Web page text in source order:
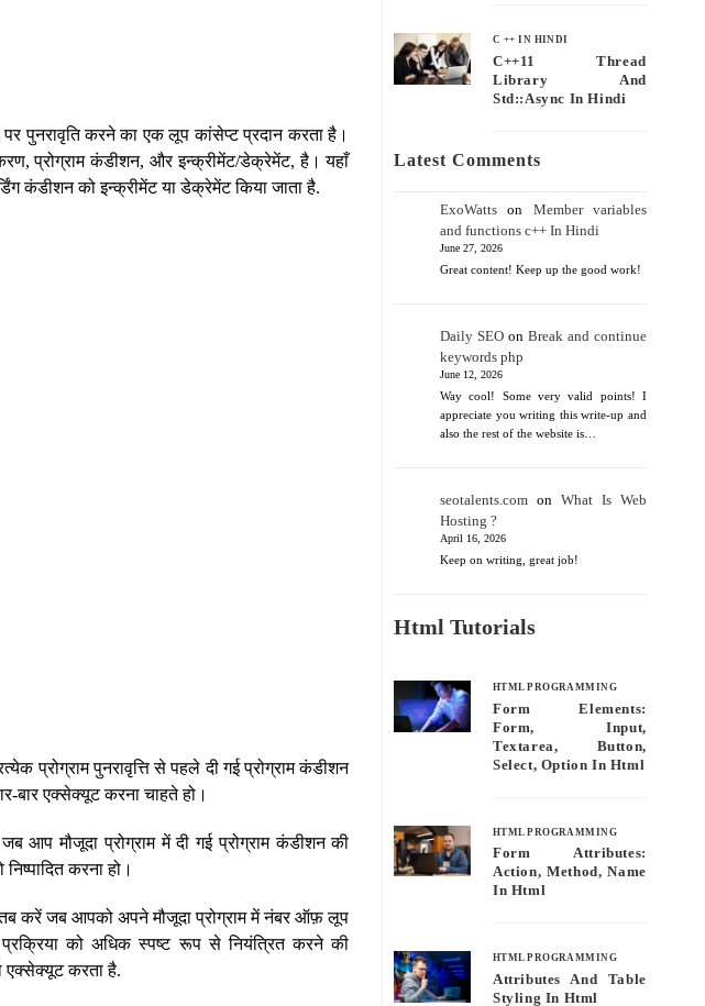
पर पुनरावृति करने का एक लूप कांसेप्ट प्रदान करता है।
प्रोग्राम कंडीशन, और इन्क्रीमेंट/डेक्रेमेंट, है। यहाँ
कंडीशन को इन्क्रीमेंट या डेक्रेमेंट किया जाता है.
प्रोग्राम पुनरावृत्ति से पहले दी गई प्रोग्राम कंडीशन
बार एक्सेक्यूट करना चाहते हो।
आप मौजूदा प्रोग्राम में दी गई प्रोग्राम कंडीशन की
करना हो।
करें जब आपको अपने मौजूदा प्रोग्राम में नंबर ऑफ़ लूप
को अधिक स्पष्ट रूप से नियंत्रित करने की
एक्सेक्यूट करता है.
C ++ IN HINDI
C++11 Thread
Library And
Std::async In Hindi
Latest Comments
ExoWatts on Member variables
and functions c++ In Hindi
June 27, 2026
Great content! Keep up the good work!
Daily SEO on Break and continue
keywords php
June 12, 2026
Way cool! Some very valid points! I
appreciate you writing this write-up and
also the rest of the website is…
seotalents.com onWhat Is Web
Hosting ?
April 16, 2026
Keep on writing, great job!
Html Tutorials
HTML PROGRAMMING
Form Elements:
Form, Input,
Textarea, Button,
Select, Option In Html
HTML PROGRAMMING
Form Attributes:
Action, Method, Name
In Html
HTML PROGRAMMING
Attributes And Table
Styling In Html